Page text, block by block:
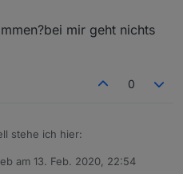
einmal Passwort, kommt
mir geht nichts
0
stehe ich hier:
02-13 23:27:08.185 error
am 13. Feb. 2020, 22:54
editiert von